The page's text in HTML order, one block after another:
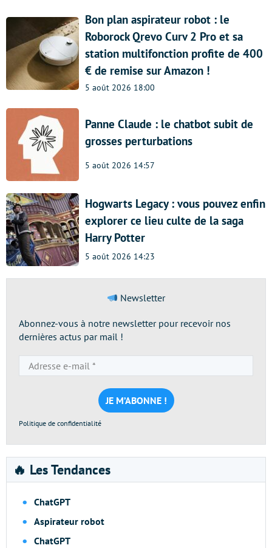
Bon plan aspirateur robot : le
Roborock Qrevo Curv 2 Pro et sa
station multifonction profite de 400
€ de remise sur Amazon !
5 août 2026 18:00
Panne Claude : le chatbot subit de
grosses perturbations
5 août 2026 14:57
Hogwarts Legacy : vous pouvez enfin
explorer ce lieu culte de la saga
Harry Potter
5 août 2026 14:23
Newsletter
Abonnez-vous à notre newsletter pour recevoir nos
dernières actus par mail !
e-
mail
*
Politique de confidentialité
🔥 Les Tendances
ChatGPT
Aspirateur robot
ChatGPT